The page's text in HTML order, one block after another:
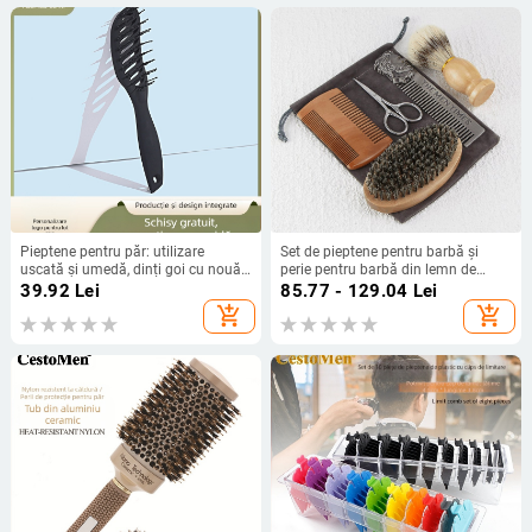
Pieptene pentru păr: utilizare
uscată și umedă, dinți goi cu nouă
dinți, formă curbată lată spre
îngustă, plastic, origine Ningbo
39.92 Lei
add_shopping_cart
Set de pieptene pentru barbă și
perie pentru barbă din lemn de
lotus pentru bărbați
85.77 - 129.04 Lei
add_shopping_cart